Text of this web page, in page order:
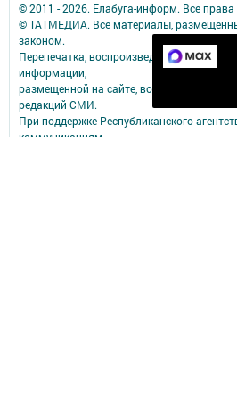
© 2011 - 2026. Елабуга-информ. Все
© ТАТМЕДИА. Все материалы,
законом.
Перепечатка, воспроизведение и
информации,
размещенной на сайте, возможна только с
редакций СМИ.
При поддержке Республиканского
коммуникациям.